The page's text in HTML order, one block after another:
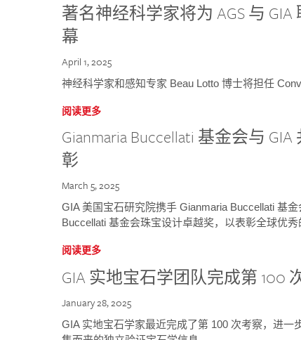
著名神经科学家将为 AGS 与
幕
April 1, 2025
神经科学家和感知专家 Beau Lotto 博士将担任
阅读更多
Gianmaria Buccellati 基金会与
彰
March 5, 2025
GIA 美国宝石研究院携手 Gianmaria Buccellati 基
Buccellati 基金会珠宝设计卓越奖，以表彰全球优秀
阅读更多
GIA 实地宝石学团队完成第 100
January 28, 2025
GIA 实地宝石学家最近完成了第 100 次考察，进